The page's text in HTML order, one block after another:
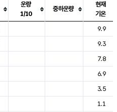
온, 강수, 바람, 기압등을 안내한 표입
운량
1/10
중하운량
현재
기온
9.9
9.3
7.8
6.9
3.5
1.1